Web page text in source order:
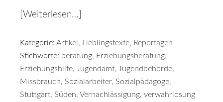
[Weiterlesen…]
Kategorie: Artikel , Lieblingstexte, Reportagen
Stichworte: beratung, Erziehungsberatung,
Erziehungshilfe, Jugendamt, Jugendbehörde,
Missbrauch, Sozialarbeiter, Sozialpädagoge,
Stuttgart, Süden, Vernachlässigung, verwahrlosung